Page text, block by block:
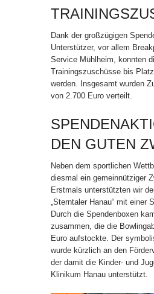
Dank der großzügigen
Unterstützer, vor allem
Service Mühlheim, konnten
Trainingszuschüsse bis
werden. Insgesamt wurden
von 2.700 Euro verteilt.
DEN GUTEN
Neben dem sportlichen
diesmal ein gemeinnütziger
Erstmals unterstützten wir
„Sterntaler Hanau“ mit einer
Durch die Spendenboxen
zusammen, die die
Euro aufstockte. Der
wurde kürzlich an den
der damit die Kinder- und
Klinikum Hanau unterstützt.